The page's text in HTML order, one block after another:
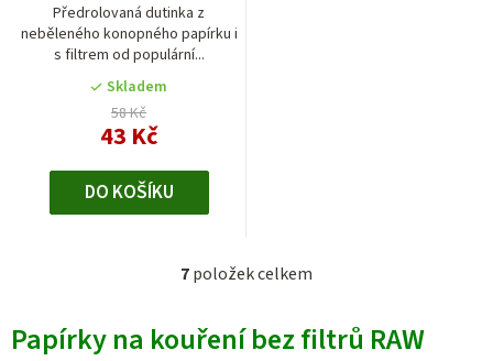
Předrolovaná dutinka z
neběleného konopného papírku i
s filtrem od populární...
Skladem
58 Kč
43 Kč
DO KOŠÍKU
O
l
7položek celkem
Papírky na kouření bez filtrů RAW